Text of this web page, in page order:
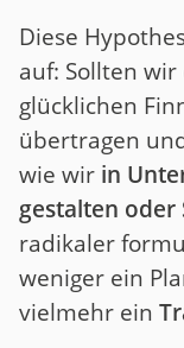
Diese
auf: Sollten
glücklichen
übertragen
wie wir in
gestalten oder
radikaler
weniger ein
vielmehr ein